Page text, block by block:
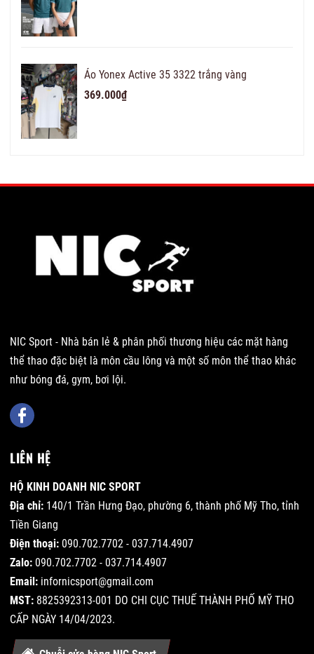
Áo Yonex Active 35 3322 trắng vàng
369.000₫
NIC Sport - Nhà bán lẻ & phân phối thương hiệu các mặt hàng
thể thao đặc biệt là môn cầu lông và một số môn thể thao khác
như bóng đá, gym, bơi lội.
LIÊN HỆ
HỘ KINH DOANH NIC SPORT
Địa chỉ: 140/1 Trần Hưng Đạo, phường 6, thành phố Mỹ Tho, tỉnh
Tiền Giang
Điện thoại: 090.702.7702 - 037.714.4907
Zalo: 090.702.7702 - 037.714.4907
Email: infornicsport@gmail.com
MST: 8825392313-001 DO CHI CỤC THUẾ THÀNH PHỐ MỸ THO
CẤP NGÀY 14/04/2023.